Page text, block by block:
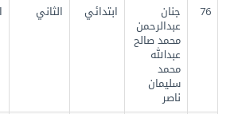
جنان
عبدالرحمن
محمد صالح
عبدالله
محمد
سليمان
ابتدائي الثاني